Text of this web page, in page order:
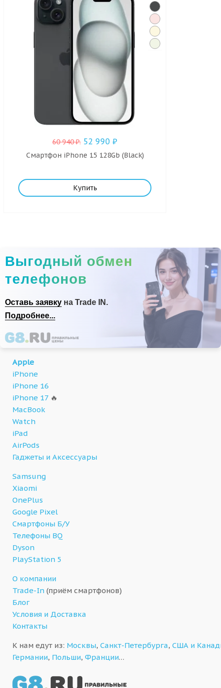
60 940₽. 52 990 ₽
Смартфон iPhone 15 128Gb (Black)
Купить
Выгодный обмен
телефонов
Оставь заявку на Trade IN.
Подробнее...
Apple
iPhone
iPhone 16
iPhone 17 🔥
MacBook
Watch
iPad
AirPods
Гаджеты и Аксессуары
Samsung
Xiaomi
OnePlus
Google Pixel
Смартфоны Б/У
Телефоны BQ
Dyson
PlayStation 5
О компании
Trade-In (приём смартфонов)
Блог
Условия и Доставка
Контакты
К нам едут из: Москвы, Санкт-Петербурга, США и
Германии, Польши, Франции…